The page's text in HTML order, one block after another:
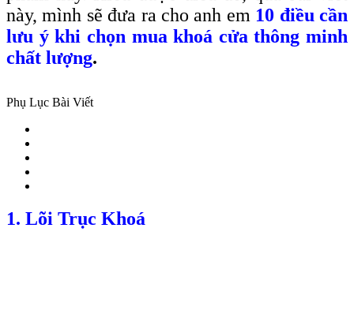
này, mình sẽ đưa ra cho anh em 10 điều cần
lưu ý khi chọn mua khoá cửa thông minh
chất lượng.
Phụ Lục Bài Viết
1. Lõi Trục Khoá